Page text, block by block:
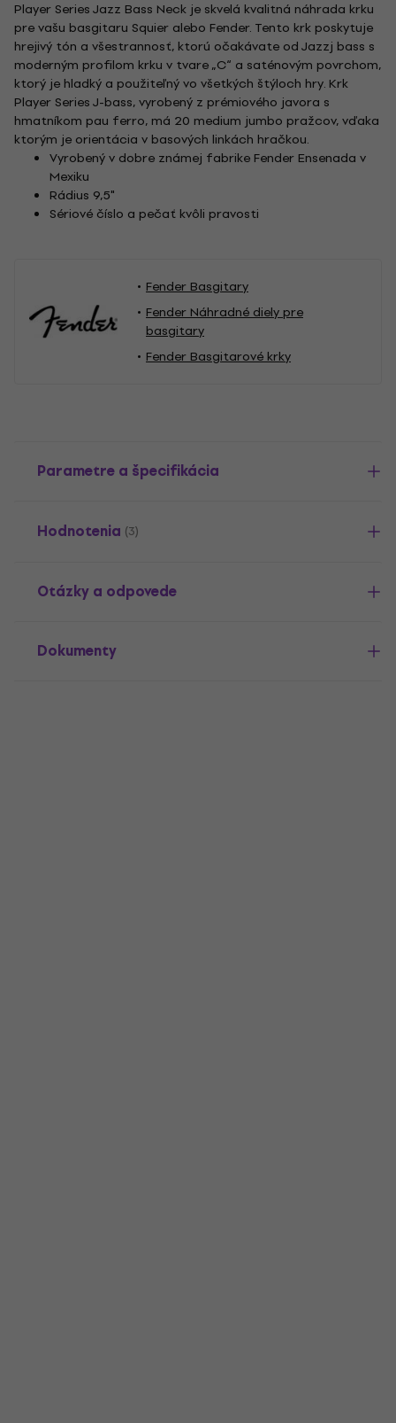
Player Series Jazz Bass Neck je skvelá kvalitná náhrada krku
pre vašu basgitaru Squier alebo Fender. Tento krk poskytuje
hrejivý tón a všestrannosť, ktorú očakávate od Jazzj bass s
moderným profilom krku v tvare „C“ a saténovým povrchom,
ktorý je hladký a použiteľný vo všetkých štýloch hry. Krk
Player Series J-bass, vyrobený z prémiového javora s
hmatníkom pau ferro, má 20 medium jumbo pražcov, vďaka
ktorým je orientácia v basových linkách hračkou.
Vyrobený v dobre známej fabrike Fender Ensenada v
Mexiku
Rádius 9,5"
Sériové číslo a pečať kvôli pravosti
Fender Basgitary
Fender Náhradné diely pre
basgitary
Fender Basgitarové krky
Parametre a špecifikácia
Hodnotenia (3)
Otázky a odpovede
Dokumenty